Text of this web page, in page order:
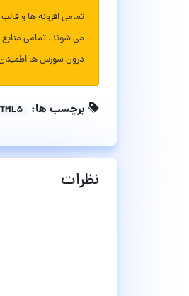
تمامی افزونه ها و
می شوند. تمامی
درون سورس ها
برچسب ها:
نظرات